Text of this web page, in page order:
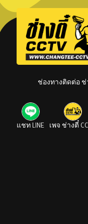
ช่องทางติดต่อ ช่า
แชท LINE เพจ ช่างตี๋